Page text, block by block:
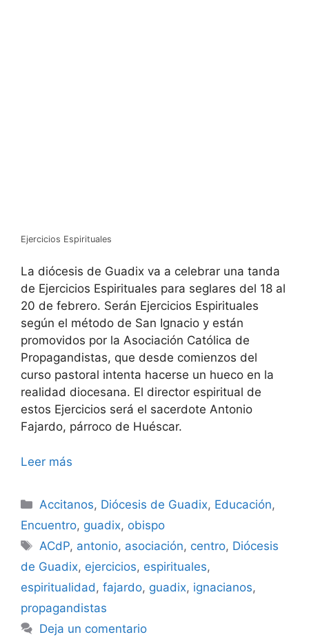
Ejercicios Espirituales
La diócesis de Guadix va a celebrar una tanda
de Ejercicios Espirituales para seglares del 18 al
20 de febrero. Serán Ejercicios Espirituales
según el método de San Ignacio y están
promovidos por la Asociación Católica de
Propagandistas, que desde comienzos del
curso pastoral intenta hacerse un hueco en la
realidad diocesana. El director espiritual de
estos Ejercicios será el sacerdote Antonio
Fajardo, párroco de Huéscar.
Leer más
Categorías
Accitanos, Diócesis de Guadix, Educación,
Encuentro, guadix, obispo
Etiquetas
ACdP, antonio, asociación, centro, Diócesis
de Guadix, ejercicios, espirituales,
espiritualidad , fajardo, guadix, ignacianos,
propagandistas
Deja un comentario